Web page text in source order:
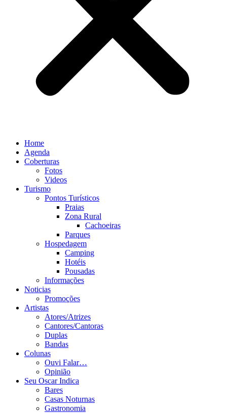
Home
Agenda
Coberturas
Fotos
Videos
Turismo
Pontos Turísticos
Praias
Zona Rural
Cachoeiras
Parques
Hospedagem
Camping
Hotéis
Pousadas
Informações
Noticias
Promoções
Artistas
Atores/Atrizes
Cantores/Cantoras
Duplas
Bandas
Colunas
Ouvi Falar…
Opinião
Seu Oscar Indica
Bares
Casas Noturnas
Gastronomia